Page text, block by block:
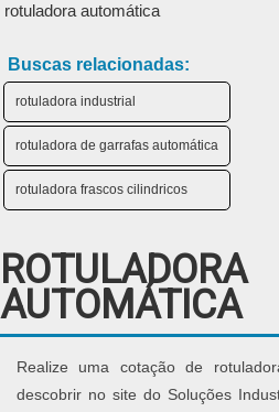
rotuladora automática
Buscas relacionadas:
rotuladora industrial
rotuladora de garrafas automática
rotuladora frascos cilindricos
ROTULADORA
AUTOMÁTICA
Realize uma cotação de
descobrir no site do Soluções